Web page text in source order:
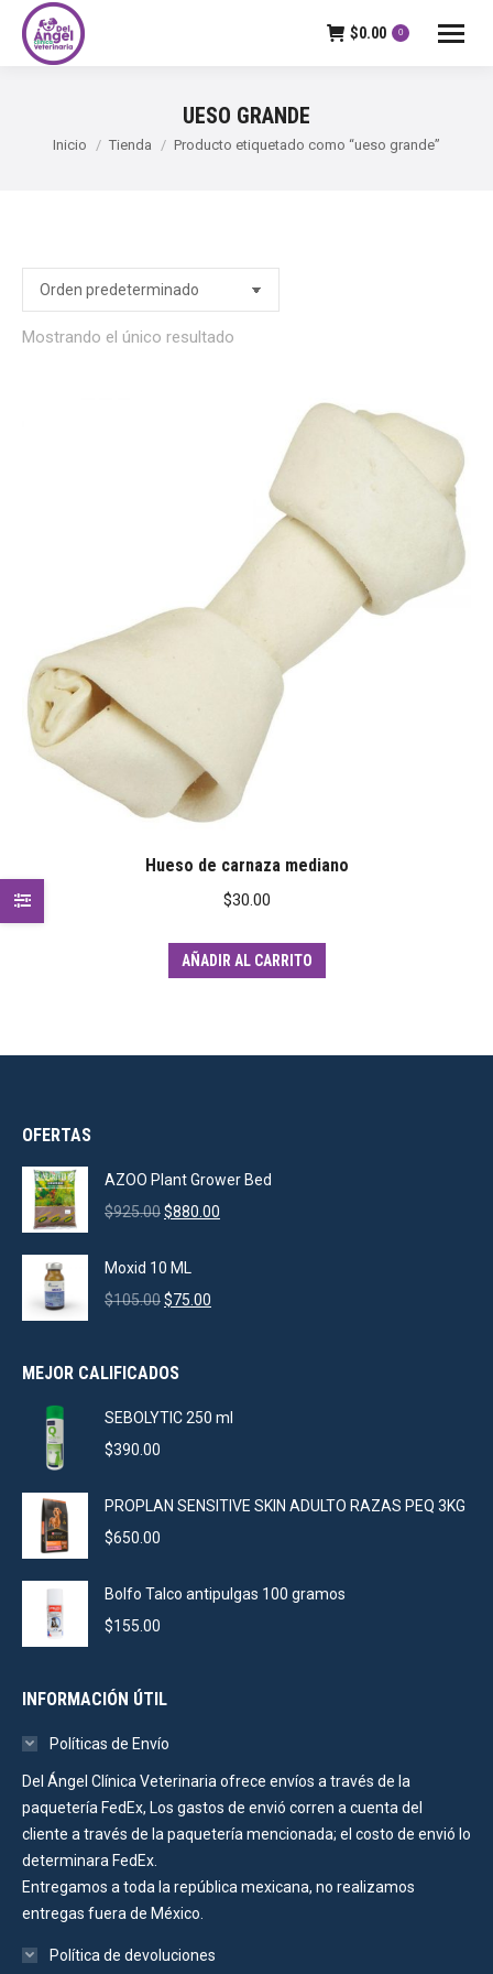
$0.00 0
UESO GRANDE
Estás aquí:
Inicio Tienda Producto etiquetado como “ueso grande”
Mostrando el único resultado
Hueso de carnaza mediano
$30.00
AÑADIR AL CARRITO
OFERTAS
AZOO Plant Grower Bed
$925.00Original
was:
$925.00.
$880.00
Moxid 10 ML
$105.00Original
$105.00.
$75.00
MEJOR CALIFICADOS
SEBOLYTIC 250 ml
$390.00
PROPLAN SENSITIVE SKIN ADULTO RAZAS PEQ 3KG
$650.00
Bolfo Talco antipulgas 100 gramos
$155.00
INFORMACIÓN ÚTIL
Políticas de Envío
Del Ángel Clínica Veterinaria ofrece envíos a través de la
paquetería FedEx, Los gastos de envió corren a cuenta del
cliente a través de la paquetería mencionada; el costo de envió lo
determinara FedEx.
Entregamos a toda la república mexicana, no realizamos
entregas fuera de México.
Política de devoluciones